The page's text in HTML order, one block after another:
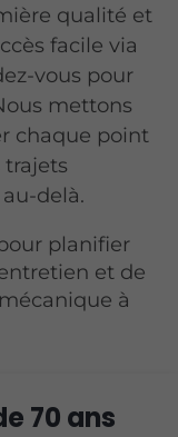
qualité et
facile via
vous pour
mettons
chaque point
trajets
delà.
planifier
et de
à
70 ans